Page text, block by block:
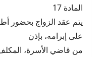
المادة 17
يتم عقد الزواج بحضور
على إبرامه، بإذن
من قاضي الأسرة،